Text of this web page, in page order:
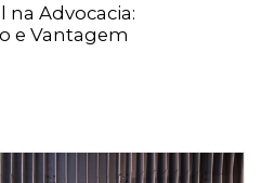
na Advocacia:
e Vantagem